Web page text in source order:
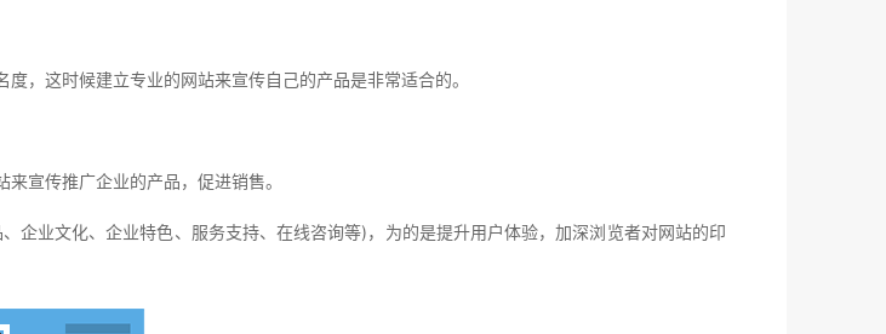
这时候建立专业的网站来宣传自己的产品是非常适合的。
宣传推广企业的产品，促进销售。
业文化、企业特色、服务支持、在线咨询等)，为的是提升用户体验，加深浏览者对网站的印